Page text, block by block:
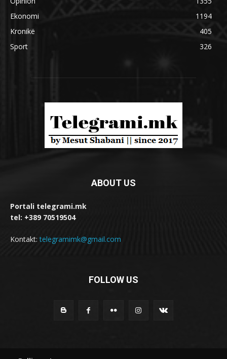
Ekonomi
1194
Kronikë
405
Sport
326
ABOUT US
Portali telegrami.mk
tel: +389 70519504
Kontakt:telegramimk@gmail.com
FOLLOW US